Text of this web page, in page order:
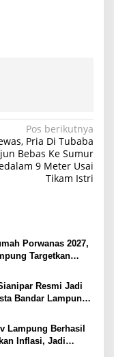
Pos berikutnya
Pria Di Tubaba
Bebas Ke Sumur
9 Meter Usai
Tikam Istri
Porwanas 2027,
Targetkan
Resmi Jadi
Bandar Lampung,
Lampung Berhasil
Inflasi, Jadi